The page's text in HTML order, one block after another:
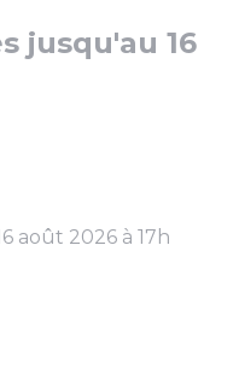
jusqu'au 16
août 2026 à 17h